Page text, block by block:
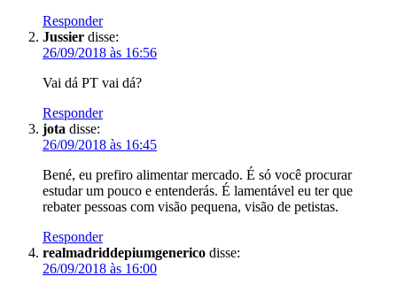
Responder
Jussier disse:
26/09/2018 às 16:56
Vai dá PT vai dá?
Responder
jota disse:
26/09/2018 às 16:45
Bené, eu prefiro alimentar mercado. É só você procurar
estudar um pouco e entenderás. É lamentável eu ter que
rebater pessoas com visão pequena, visão de petistas.
Responder
realmadriddepiumgenerico disse:
26/09/2018 às 16:00